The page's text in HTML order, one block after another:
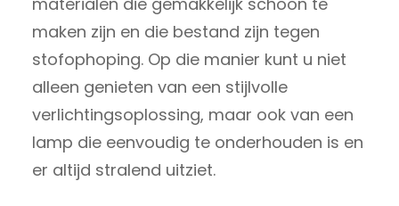
maken zijn en die bestand zijn tegen
stofophoping. Op die manier kunt u niet
alleen genieten van een stijlvolle
verlichtingsoplossing, maar ook van een
lamp die eenvoudig te onderhouden is en
er altijd stralend uitziet.